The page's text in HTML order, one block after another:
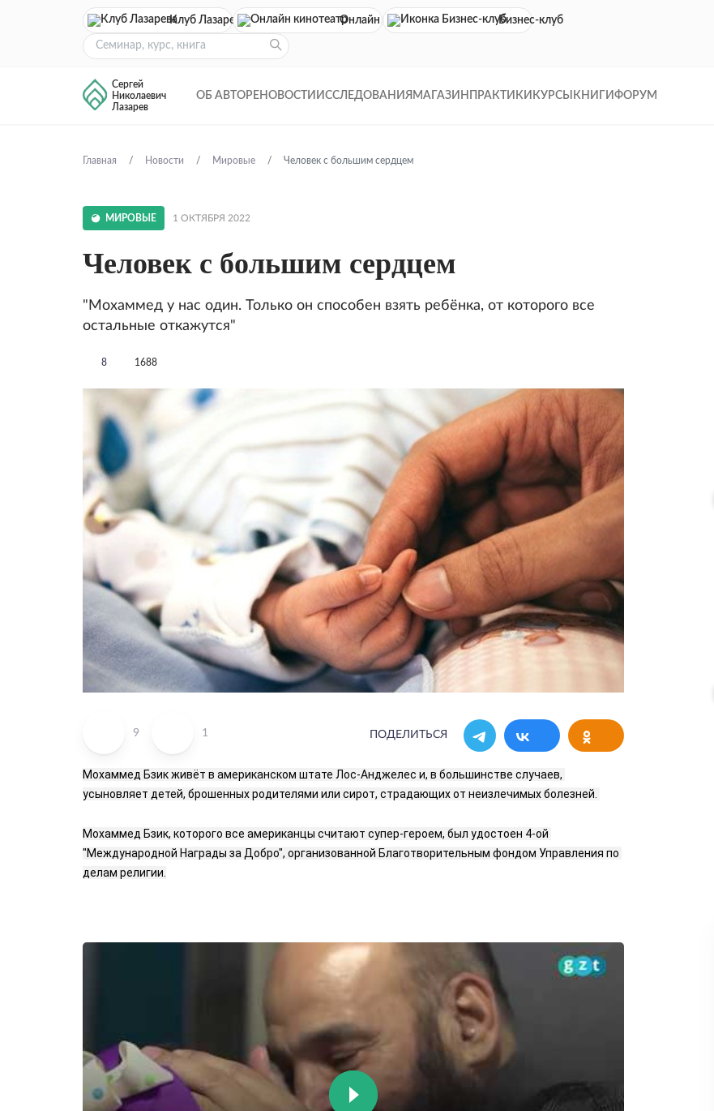
Клуб Лазарева Онлайн кинотеатр
Бизнес-клуб
Сергей
Николаевич
Лазарев
ОБ АВТОРЕ НОВОСТИ ИССЛЕДОВАНИЯ МАГАЗИН ПРАКТИКИ КУРСЫ КНИГИ ФОРУМ
Главная Новости Мировые Человек с большим сердцем
МИРОВЫЕ 1 ОКТЯБРЯ 2022
Человек с большим сердцем
"Мохаммед у нас один. Только он способен взять ребёнка, от которого все
остальные откажутся"
8 1688
9 1 ПОДЕЛИТЬСЯ
Мохаммед Бзик живёт в американском штате Лос-Анджелес и, в большинстве случаев,
усыновляет детей, брошенных родителями или сирот, страдающих от неизлечимых болезней.
Мохаммед Бзик, которого все американцы считают супер-героем, был удостоен 4-ой
"Международной Награды за Добро​", организованной Благотворительным фондом Управления по
делам религии.